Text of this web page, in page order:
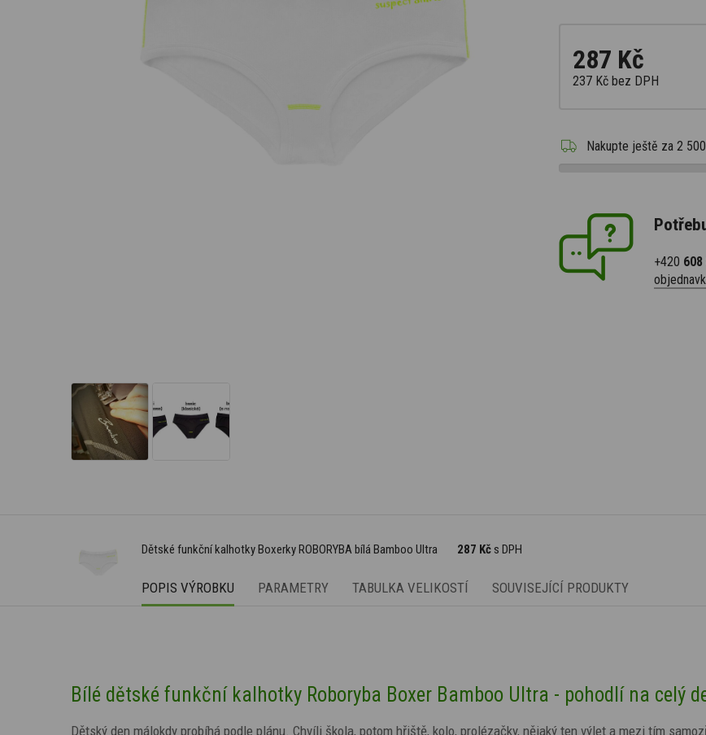
287 Kč
237 Kč bez DPH
Nakupte ještě za 2
+420
Dětské funkční kalhotky Boxerky ROBORYBA bílá Bamboo Ultra 287 Kčs DPH
POPIS VÝROBKU PARAMETRY TABULKA VELIKOSTÍ SOUVISEJÍCÍ PRODUKTY
Bílé dětské funkční kalhotky Roboryba Boxer Bamboo Ultra - pohodlí na celý
Dětský den málokdy probíhá podle plánu. Chvíli škola, potom hřiště, kolo, prolézačky, nějaký ten výlet a mezi tím